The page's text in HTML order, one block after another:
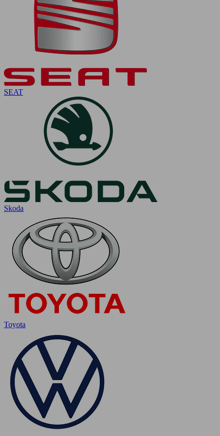
SEAT
Skoda
Toyota